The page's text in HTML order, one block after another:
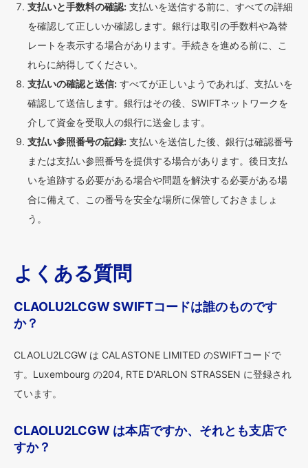
支払いと手数料の確認: 支払いを送信する前に、すべての詳細
を確認して正しいか確認します。銀行は取引の手数料や為替
レートを表示する場合があります。手続きを進める前に、こ
れらに納得してください。
支払いの確認と送信: すべてが正しいようであれば、支払いを
確認して送信します。銀行はその後、SWIFTネットワークを
介して資金を受取人の銀行に送金します。
支払い参照番号の記録: 支払いを送信した後、銀行は確認番号
または支払い参照番号を提供する場合があります。後日支払
いを追跡する必要がある場合や問題を解決する必要がある場
合に備えて、この番号を安全な場所に保管しておきましょ
う。
よくある質問
CLAOLU2LCGW SWIFTコードは誰のものです
か？
CLAOLU2LCGW は CALASTONE LIMITED のSWIFTコードで
す。Luxembourg の204, RTE D'ARLON STRASSEN に登録され
ています。
CLAOLU2LCGW は本店ですか、それとも支店で
すか？